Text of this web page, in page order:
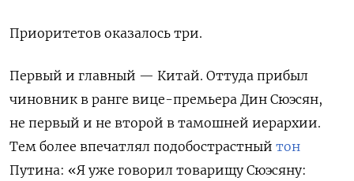
Приоритетов оказалось три.
Первый и главный — Китай. Оттуда прибыл
чиновник в ранге вице-премьера Дин Сюэсян,
не первый и не второй в тамошней иерархии.
Тем более впечатлял подобострастный тон
Путина: «Я уже говорил товарищу Сюэсяну: